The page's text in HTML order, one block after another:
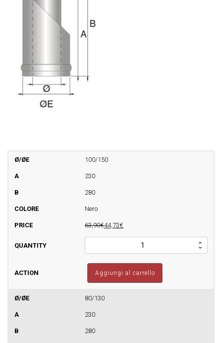
100/150
230
280
Nero
63,90€44,73€
orizzontale
Aggiungi al carrello
80/130
230
280